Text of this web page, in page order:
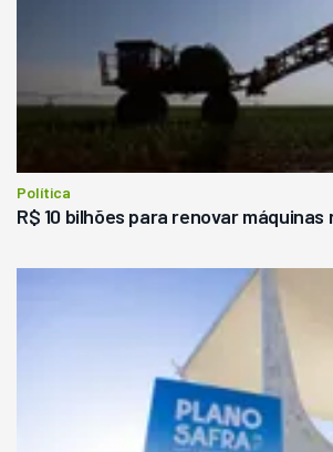
Política
R$ 10 bilhões para renovar máquinas